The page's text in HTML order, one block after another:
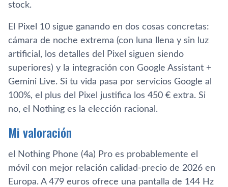
stock.
El Pixel 10 sigue ganando en dos cosas concretas:
cámara de noche extrema (con luna llena y sin luz
artificial, los detalles del Pixel siguen siendo
superiores) y la integración con Google Assistant +
Gemini Live. Si tu vida pasa por servicios Google al
100%, el plus del Pixel justifica los 450 € extra. Si
no, el Nothing es la elección racional.
Mi valoración
el Nothing Phone (4a) Pro es probablemente el
móvil con mejor relación calidad-precio de 2026 en
Europa. A 479 euros ofrece una pantalla de 144 Hz